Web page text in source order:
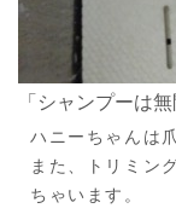
「シャンプーは無
ハニーちゃんは
また、トリミン
ちゃいます。